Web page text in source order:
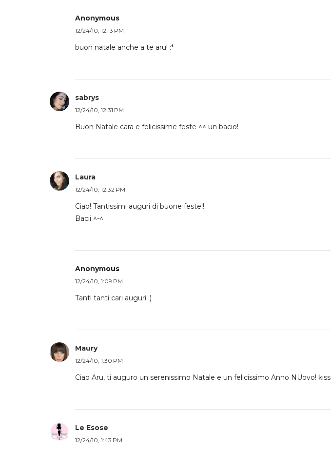
Anonymous
12/24/10, 12:13 PM
buon natale anche a te aru! :*
sabrys
12/24/10, 12:31 PM
Buon Natale cara e felicissime feste ^^ un bacio!
Laura
12/24/10, 12:32 PM
Ciao! Tantissimi auguri di buone feste!!
Bacii ^-^
Anonymous
12/24/10, 1:09 PM
Tanti tanti cari auguri :)
Maury
12/24/10, 1:30 PM
Ciao Aru, ti auguro un serenissimo Natale e un felicissimo Anno NUovo! kiss
Le Esose
12/24/10, 1:43 PM